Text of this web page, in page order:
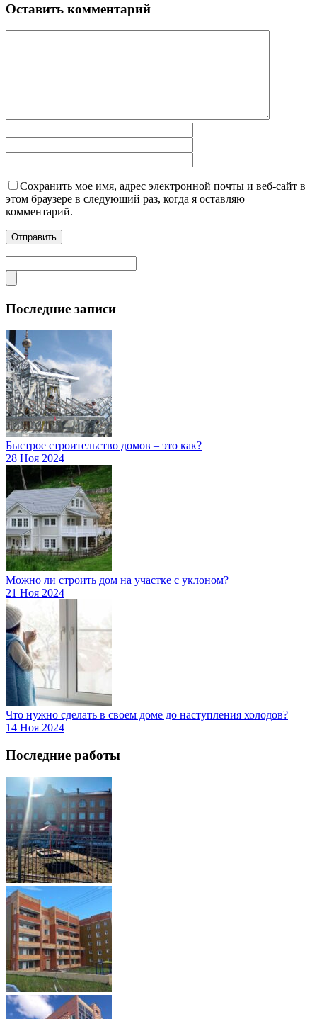
Оставить комментарий
Сохранить мое имя, адрес электронной почты и веб-сайт в
этом браузере в следующий раз, когда я оставляю
комментарий.
Последние записи
Быстрое строительство домов – это как?
28 Ноя 2024
Можно ли строить дом на участке с уклоном?
21 Ноя 2024
Что нужно сделать в своем доме до наступления холодов?
14 Ноя 2024
Последние работы